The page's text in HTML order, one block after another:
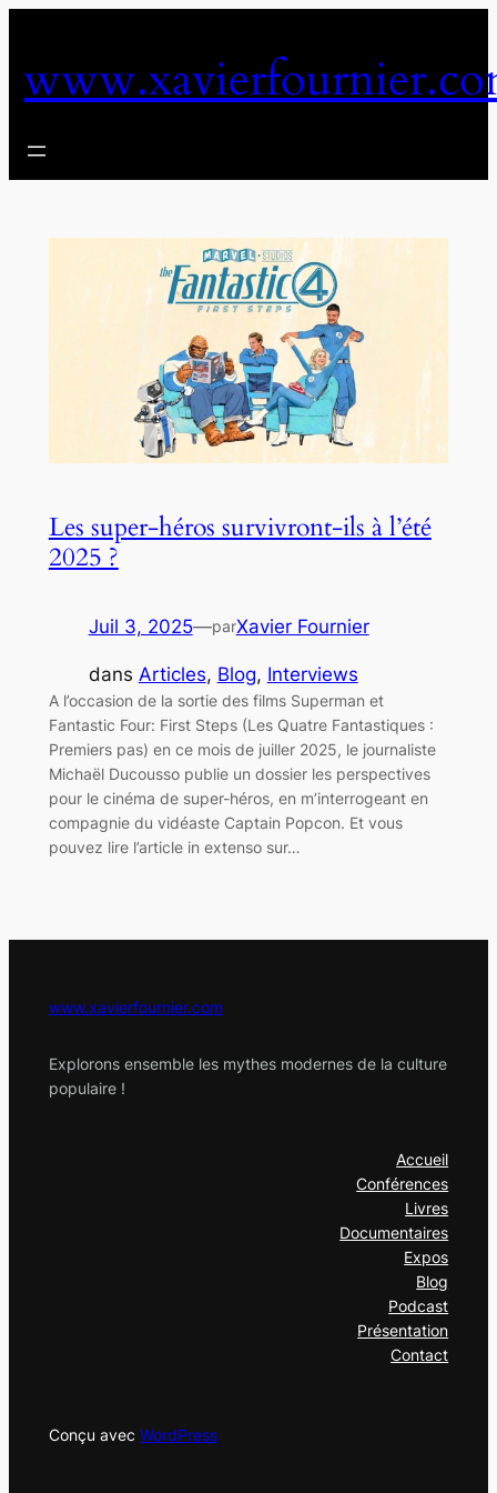
contenu
Les super-héros survivront-ils à l’été
2025 ?
Juil 3, 2025—parXavier Fournier
dans Articles, Blog, Interviews
A l’occasion de la sortie des films Superman et
Fantastic Four: First Steps (Les Quatre Fantastiques :
Premiers pas) en ce mois de juiller 2025, le journaliste
Michaël Ducousso publie un dossier les perspectives
pour le cinéma de super-héros, en m’interrogeant en
compagnie du vidéaste Captain Popcon. Et vous
pouvez lire l’article in extenso sur…
www.xavierfournier.com
Explorons ensemble les mythes modernes de la culture
populaire !
Accueil
Conférences
Livres
Documentaires
Expos
Blog
Podcast
Présentation
Contact
Conçu avec WordPress